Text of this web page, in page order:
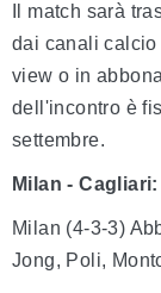
Il match sarà
dai canali calcio
view o in
dell'incontro è
settembre.
Milan -
Milan (4-3-3)
Jong, Poli,